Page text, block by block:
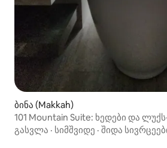
ბინა (Makkah)
101 Mountain Suite: ხედები და
ჰარმამდე
გასვლა · სიმშვიდე · შიდა